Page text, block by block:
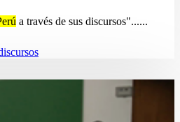
a través de sus discursos"......